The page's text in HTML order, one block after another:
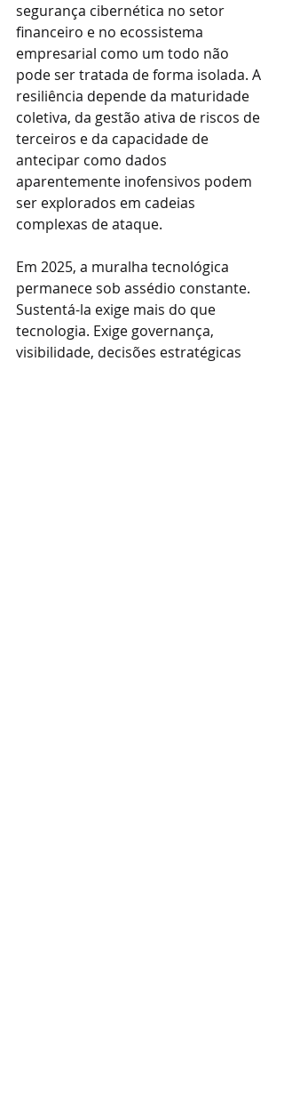
segurança cibernética no setor
financeiro e no ecossistema
empresarial como um todo não
pode ser tratada de forma isolada. A
resiliência depende da maturidade
coletiva, da gestão ativa de riscos de
terceiros e da capacidade de
antecipar como dados
aparentemente inofensivos podem
ser explorados em cadeias
complexas de ataque.
Em 2025, a muralha tecnológica
permanece sob assédio constante.
Sustentá-la exige mais do que
tecnologia. Exige governança,
visibilidade, decisões estratégicas